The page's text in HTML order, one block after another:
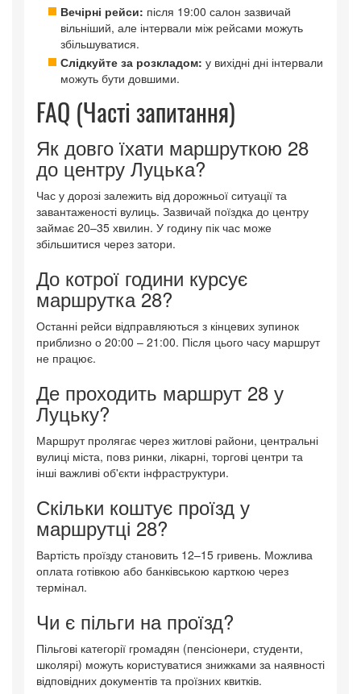
Вечірні рейси: після 19:00 салон зазвичай
вільніший, але інтервали між рейсами можуть
збільшуватися.
Слідкуйте за розкладом: у вихідні дні інтервали
можуть бути довшими.
FAQ (Часті запитання)
Як довго їхати маршруткою 28
до центру Луцька?
Час у дорозі залежить від дорожньої ситуації та
завантаженості вулиць. Зазвичай поїздка до центру
займає 20–35 хвилин. У годину пік час може
збільшитися через затори.
До котрої години курсує
маршрутка 28?
Останні рейси відправляються з кінцевих зупинок
приблизно о 20:00 – 21:00. Після цього часу маршрут
не працює.
Де проходить маршрут 28 у
Луцьку?
Маршрут пролягає через житлові райони, центральні
вулиці міста, повз ринки, лікарні, торгові центри та
інші важливі об'єкти інфраструктури.
Скільки коштує проїзд у
маршрутці 28?
Вартість проїзду становить 12–15 гривень. Можлива
оплата готівкою або банківською карткою через
термінал.
Чи є пільги на проїзд?
Пільгові категорії громадян (пенсіонери, студенти,
школярі) можуть користуватися знижками за наявності
відповідних документів та проїзних квитків.